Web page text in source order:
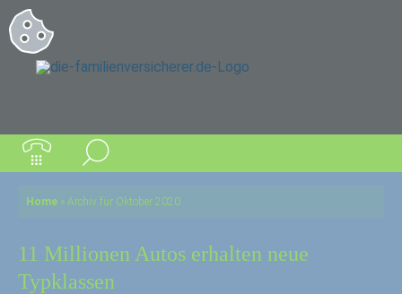
Home » Archiv für Oktober 2020
11 Millionen Autos erhalten neue
Typklassen